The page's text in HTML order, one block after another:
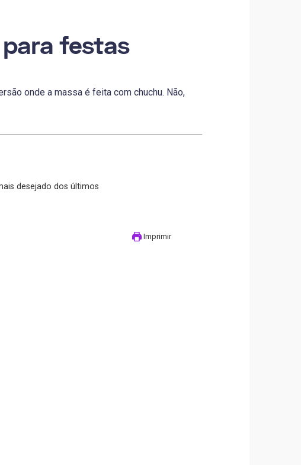
festas
onde a massa é feita com chuchu. Não,
Imprimir
desejado dos últimos